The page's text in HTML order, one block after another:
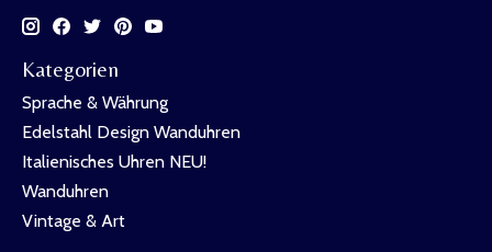
Kategorien
Sprache & Währung
Edelstahl Design Wanduhren
Italienisches Uhren NEU!
Wanduhren
Vintage & Art